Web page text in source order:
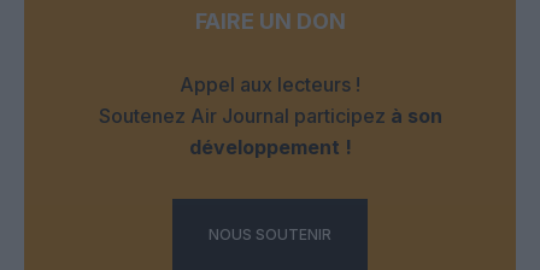
FAIRE UN DON
Appel aux lecteurs !
Soutenez Air Journal participez à son
développement !
NOUS SOUTENIR